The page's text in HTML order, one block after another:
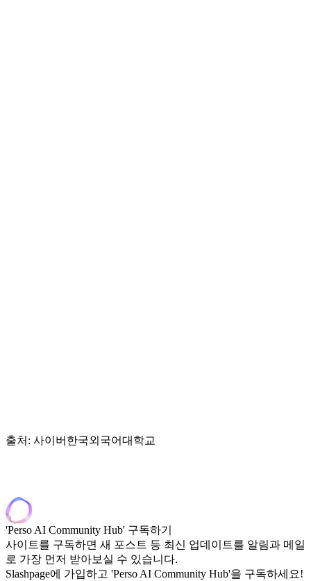
출처: 사이버한국외국어대학교
'Perso AI Community Hub' 구독하기
사이트를 구독하면 새 포스트 등 최신 업데이트를 알림과 메일
로 가장 먼저 받아보실 수 있습니다.
Slashpage에 가입하고 'Perso AI Community Hub'을 구독하세요!